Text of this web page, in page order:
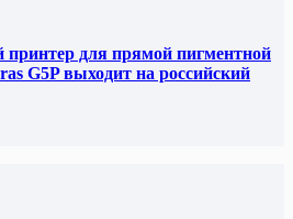
для прямой пигментной
G5P выходит на российский